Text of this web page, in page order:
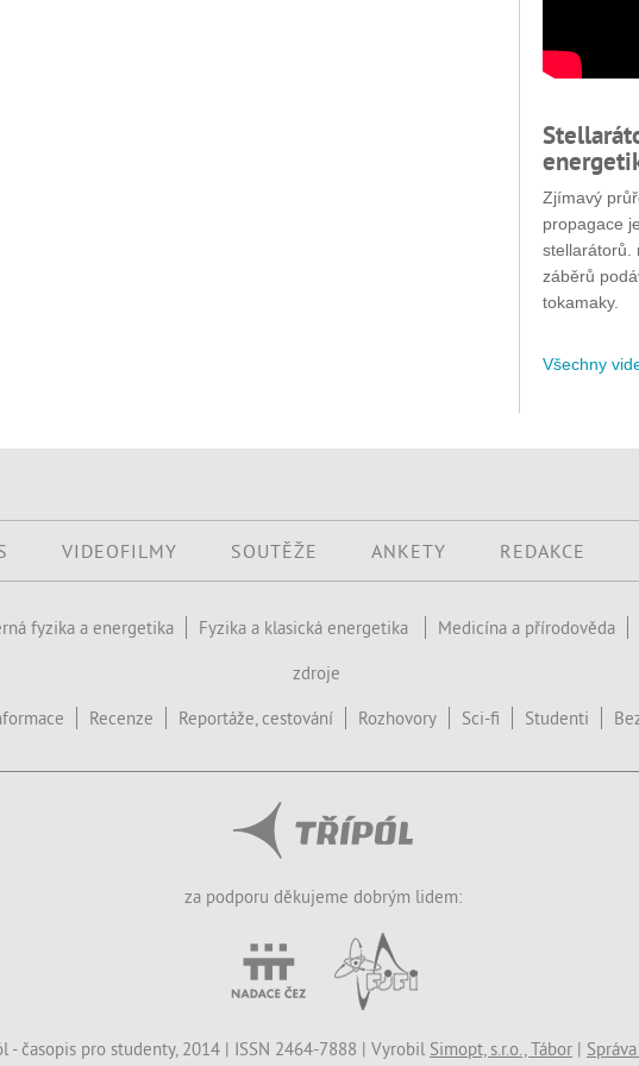
Zjímavý
propagace
stellarátorů.
záběrů
tokamaky.
Všechny
VIDEOFILMY SOUTĚŽE ANKETY REDAKCE
fyzika a energetika Fyzika a klasická energetika Medicína a přírodověda
zdroje
Recenze Reportáže, cestování Rozhovory Sci-fi Studenti
za podporu děkujeme dobrým lidem:
- časopis pro studenty, 2014 | ISSN 2464-7888 | Vyrobil Simopt, s.r.o., Tábor |